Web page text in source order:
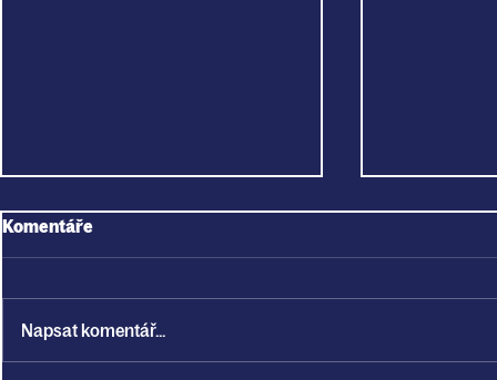
Komentáře
Napsat komentář...